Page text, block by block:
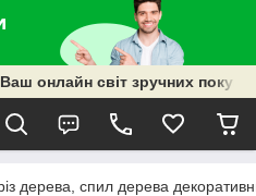
онлайн світ зручних
дерева, спил дерева